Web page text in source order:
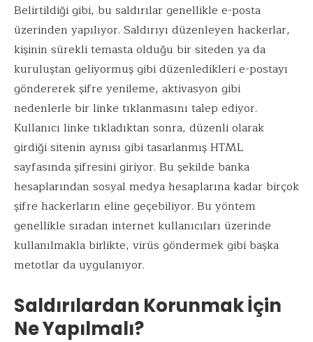
Belirtildiği gibi, bu saldırılar genellikle e-posta
üzerinden yapılıyor. Saldırıyı düzenleyen hackerlar,
kişinin sürekli temasta olduğu bir siteden ya da
kuruluştan geliyormuş gibi düzenledikleri e-postayı
göndererek şifre yenileme, aktivasyon gibi
nedenlerle bir linke tıklanmasını talep ediyor.
Kullanıcı linke tıkladıktan sonra, düzenli olarak
girdiği sitenin aynısı gibi tasarlanmış HTML
sayfasında şifresini giriyor. Bu şekilde banka
hesaplarından sosyal medya hesaplarına kadar birçok
şifre hackerların eline geçebiliyor. Bu yöntem
genellikle sıradan internet kullanıcıları üzerinde
kullanılmakla birlikte, virüs göndermek gibi başka
metotlar da uygulanıyor.
Saldırılardan Korunmak İçin
Ne Yapılmalı?